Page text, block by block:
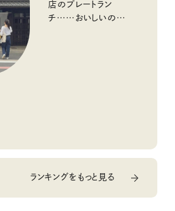
店のプレートラン
チ……おいしいのんび
ランキングをもっと見る